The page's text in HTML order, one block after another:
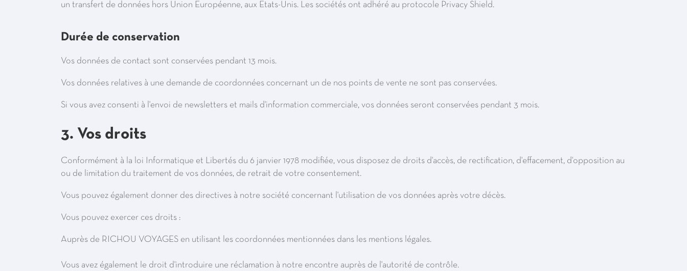
un transfert de données hors Union Européenne, aux Etats-Unis. Les sociétés ont adhéré au protocole Privacy Shield.
Durée de conservation
Vos données de contact sont conservées pendant 13 mois.
Vos données relatives à une demande de coordonnées concernant un de nos points de vente ne sont pas conservées.
Si vous avez consenti à l'envoi de newsletters et mails d'information commerciale, vos données seront conservées pendant 3 mois.
3. Vos droits
Conformément à la loi Informatique et Libertés du 6 janvier 1978 modifiée, vous disposez de droits d'accès, de rectification, d'effacement, d'opposition au
ou de limitation du traitement de vos données, de retrait de votre consentement.
Vous pouvez également donner des directives à notre société concernant l'utilisation de vos données après votre décès.
Vous pouvez exercer ces droits :
Auprès de RICHOU VOYAGES en utilisant les coordonnées mentionnées dans les mentions légales.
Vous avez également le droit d'introduire une réclamation à notre encontre auprès de l'autorité de contrôle.